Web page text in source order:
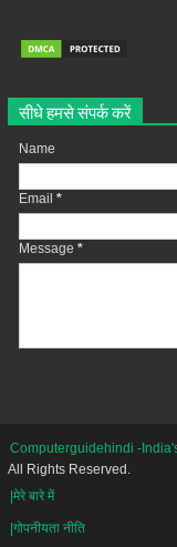
सीधे हमसे संपर्क करें
Name
Email *
Message *
Computerguidehindi -
All Rights Reserved.
|मेरे बारे में
|गोपनीयता नीति